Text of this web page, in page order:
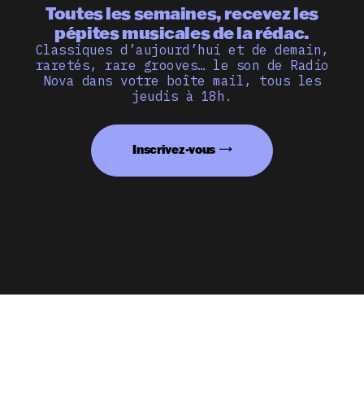
Toutes les semaines, recevez les
pépites musicales de la rédac.
Classiques d’aujourd’hui et de demain,
raretés, rare grooves… le son de Radio
Nova dans votre boîte mail, tous les
jeudis à 18h.
Inscrivez-vous